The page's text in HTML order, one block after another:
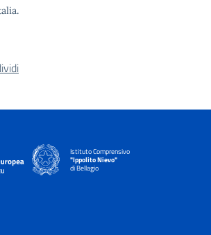
Istituto Comprensivo
"Ippolito Nievo"
di Bellagio
— Visita la pagina iniziale della scuola